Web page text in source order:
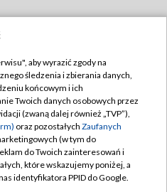
TVP
TVP
prywatności
zgody
aby wyrazić zgody na
śledzenia i zbierania danych,
końcowym i ich
Twoich danych osobowych przez
(zwaną dalej również „TVP”),
oraz pozostałych Zaufanych
(w tym do
do Twoich zainteresowań i
które wskazujemy poniżej, a
identyfikatora PPID do Google.